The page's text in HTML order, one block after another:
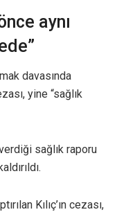
aynı
davasında
yine “sağlık
verdiği sağlık raporu
Kılıç’ın cezası,